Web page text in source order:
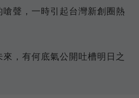
聲，一時引起台灣新創圈熱
，有何底氣公開吐槽明日之